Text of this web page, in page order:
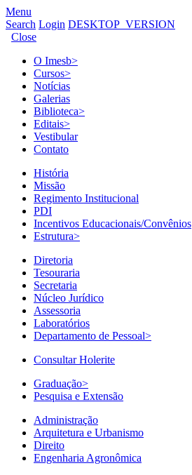
Menu
Search Login DESKTOP_VERSION
Close
O Imesb>
Cursos>
Notícias
Galerias
Biblioteca>
Editais>
Vestibular
Contato
História
Missão
Regimento Institucional
PDI
Incentivos Educacionais/Convênios
Estrutura>
Diretoria
Tesouraria
Secretaria
Núcleo Jurídico
Assessoria
Laboratórios
Departamento de Pessoal>
Consultar Holerite
Graduação>
Pesquisa e Extensão
Administração
Arquitetura e Urbanismo
Direito
Engenharia Agronômica